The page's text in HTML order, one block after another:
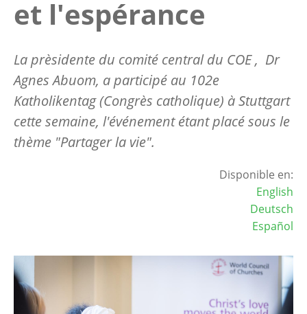
et l'espérance
La prèsidente du comité central du COE , Dr
Agnes Abuom, a participé au 102e
Katholikentag (Congrès catholique) à Stuttgart
cette semaine, l'événement étant placé sous le
thème "Partager la vie".
Disponible en:
English
Deutsch
Español
Image